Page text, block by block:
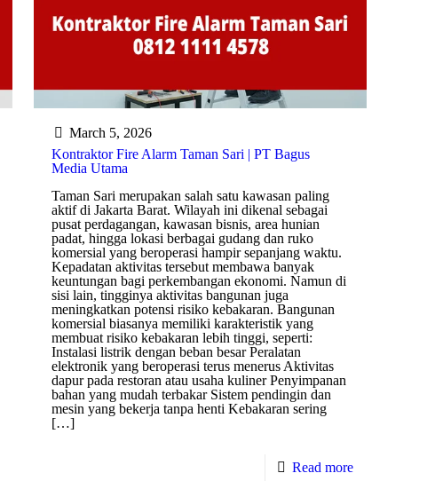
March 5, 2026
Kontraktor Fire Alarm Taman Sari | PT Bagus
Media Utama
Taman Sari merupakan salah satu kawasan paling
aktif di Jakarta Barat. Wilayah ini dikenal sebagai
pusat perdagangan, kawasan bisnis, area hunian
padat, hingga lokasi berbagai gudang dan ruko
komersial yang beroperasi hampir sepanjang waktu.
Kepadatan aktivitas tersebut membawa banyak
keuntungan bagi perkembangan ekonomi. Namun di
sisi lain, tingginya aktivitas bangunan juga
meningkatkan potensi risiko kebakaran. Bangunan
komersial biasanya memiliki karakteristik yang
membuat risiko kebakaran lebih tinggi, seperti:
Instalasi listrik dengan beban besar Peralatan
elektronik yang beroperasi terus menerus Aktivitas
dapur pada restoran atau usaha kuliner Penyimpanan
bahan yang mudah terbakar Sistem pendingin dan
mesin yang bekerja tanpa henti Kebakaran sering
[…]
Read more